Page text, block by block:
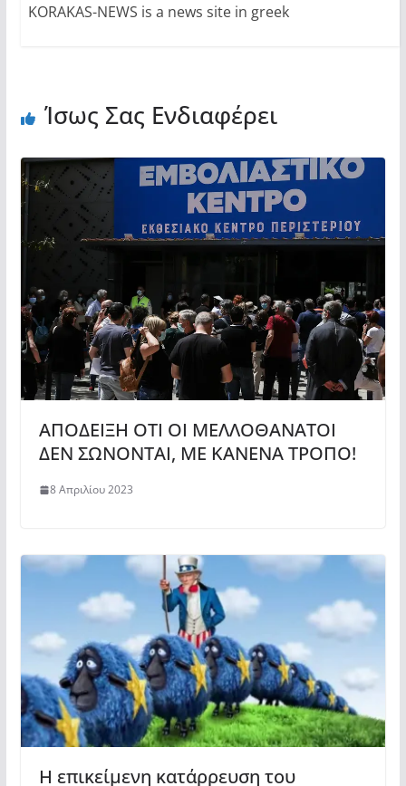
KORAKAS-NEWS is a news site in greek
Ίσως Σας Ενδιαφέρει
ΑΠΟΔΕΙΞΗ ΟΤΙ ΟΙ ΜΕΛΛΟΘΑΝΑΤΟΙ
ΔΕΝ ΣΩΝΟΝΤΑΙ, ΜΕ ΚΑΝΕΝΑ ΤΡΟΠΟ!
8 Απριλίου 2023
Η επικείμενη κατάρρευση του